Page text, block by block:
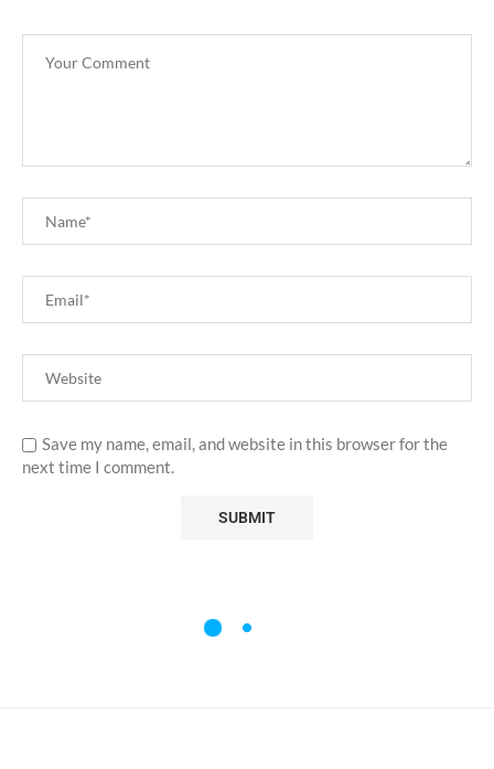
Save my name, email, and website in this browser for the
next time I comment.